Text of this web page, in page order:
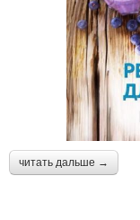
читать дальше →